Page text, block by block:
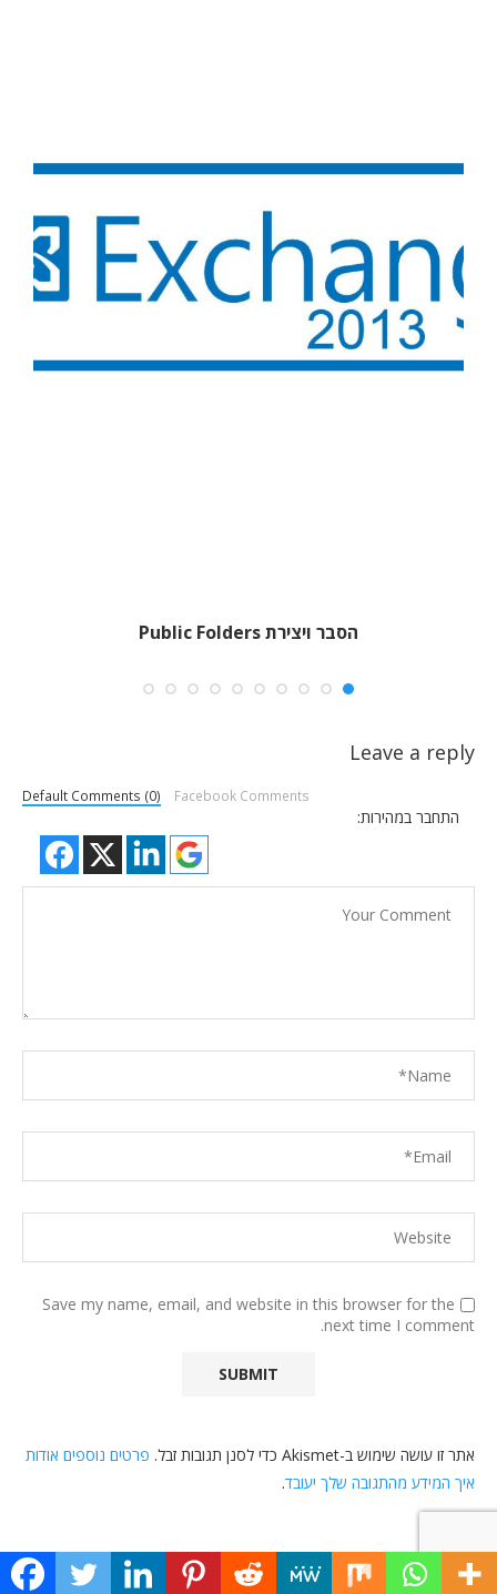
הסבר ויצירת Public Folders
Leave a reply
Default Comments (0) Facebook Comments
התחבר במהירות:
Save my name, email, and website in this browser for the
next time I comment.
אתר זו עושה שימוש ב-Akismet כדי לסנן תגובות זבל.
פרטים נוספים אודות
איך המידע מהתגובה שלך יעובד.